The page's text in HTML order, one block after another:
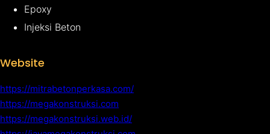
Epoxy
Injeksi Beton
Website
https://mitrabetonperkasa.com/
https://megakonstruksi.com
https://megakonstruksi.web.id/